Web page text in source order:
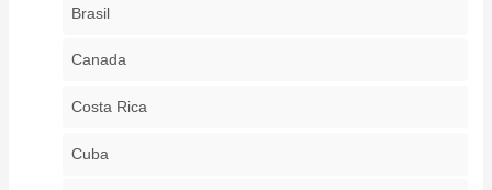
Brasil
Canada
Costa Rica
Cuba